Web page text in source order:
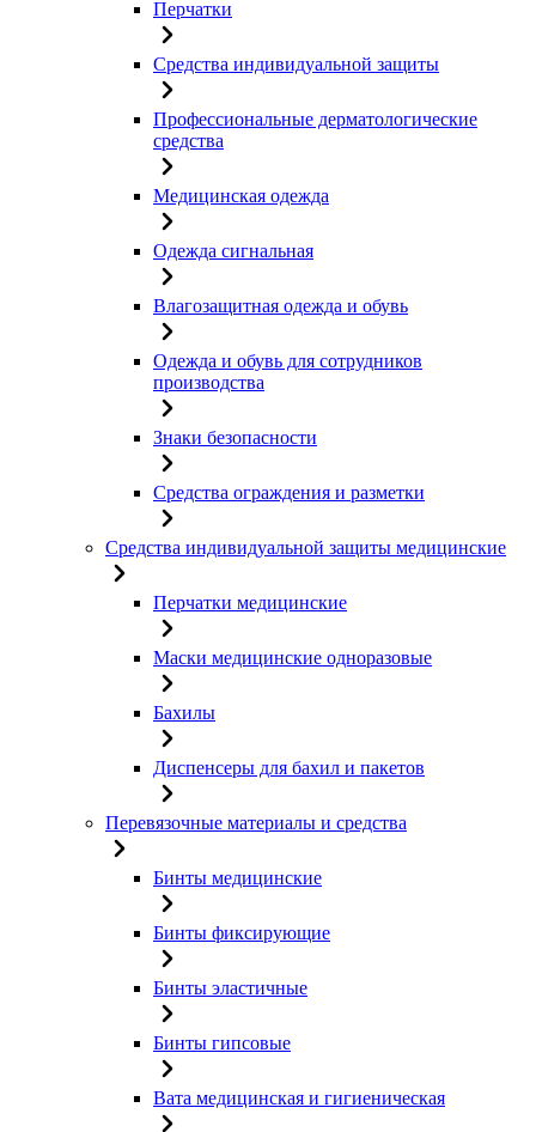
Перчатки
Средства индивидуальной защиты
Профессиональные дерматологические
средства
Медицинская одежда
Одежда сигнальная
Влагозащитная одежда и обувь
Одежда и обувь для сотрудников
производства
Знаки безопасности
Средства ограждения и разметки
Средства индивидуальной защиты медицинские
Перчатки медицинские
Маски медицинские одноразовые
Бахилы
Диспенсеры для бахил и пакетов
Перевязочные материалы и средства
Бинты медицинские
Бинты фиксирующие
Бинты эластичные
Бинты гипсовые
Вата медицинская и гигиеническая